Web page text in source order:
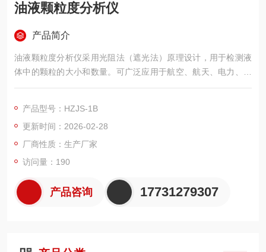
油液颗粒度分析仪
产品简介
油液颗粒度分析仪采用光阻法（遮光法）原理设计，用于检测液
体中的颗粒的大小和数量。可广泛应用于航空、航天、电力、石
油、化工、交通、港口、冶金、机械、汽车制造等领域中对液压
油、发动机油、航空煤油、水基液压油等油液进行固体颗粒污染
度检测，及对有机液体，聚合物溶液进行不溶性微粒的检测。
产品型号：HZJS-1B
更新时间：2026-02-28
厂商性质：生产厂家
访问量：190
产品咨询 17731279307